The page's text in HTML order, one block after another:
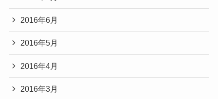
2016年6月
2016年5月
2016年4月
2016年3月